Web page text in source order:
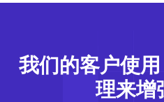
我们的客户使
理来增